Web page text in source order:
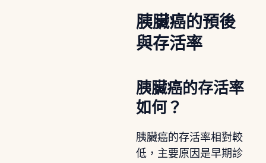
胰臟癌的預後
與存活率
胰臟癌的存活率
如何？
胰臟癌的存活率相對較
低，主要原因是早期診